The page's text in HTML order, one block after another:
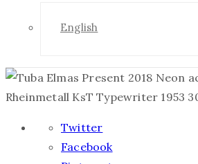
English
Twitter
Facebook